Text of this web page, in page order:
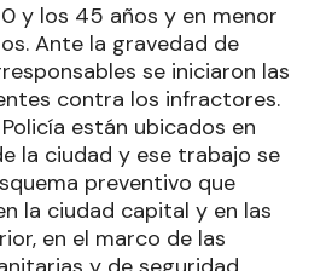
y los 45 años y en menor
Ante la gravedad de
se iniciaron las
contra los infractores.
están ubicados en
la ciudad y ese trabajo se
preventivo que
la ciudad capital y en las
en el marco de las